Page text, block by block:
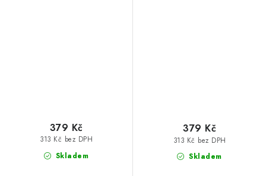
Skladem
313 Kč bez DPH
379 Kč
Skladem
313 Kč bez DPH
379 Kč